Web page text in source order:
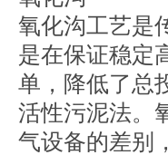
氧化沟工艺是
是在保证稳定
单，降低了总
活性污泥法。
气设备的差别